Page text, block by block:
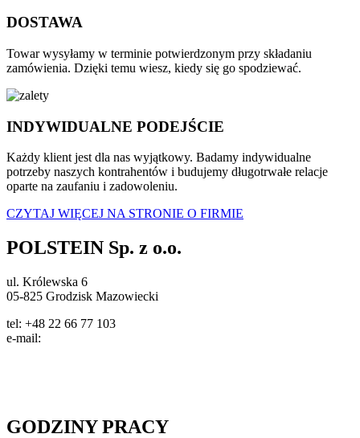
DOSTAWA
Towar wysyłamy w terminie potwierdzonym przy składaniu
zamówienia. Dzięki temu wiesz, kiedy się go spodziewać.
INDYWIDUALNE PODEJŚCIE
Każdy klient jest dla nas wyjątkowy. Badamy indywidualne
potrzeby naszych kontrahentów i budujemy długotrwałe relacje
oparte na zaufaniu i zadowoleniu.
CZYTAJ WIĘCEJ NA STRONIE O FIRMIE
POLSTEIN Sp. z o.o.
ul. Królewska 6
05-825 Grodzisk Mazowiecki
tel: +48 22 66 77 103
e-mail:
GODZINY PRACY